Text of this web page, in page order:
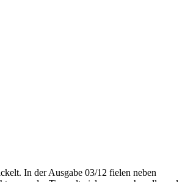
In der Ausgabe 03/12 fielen neben